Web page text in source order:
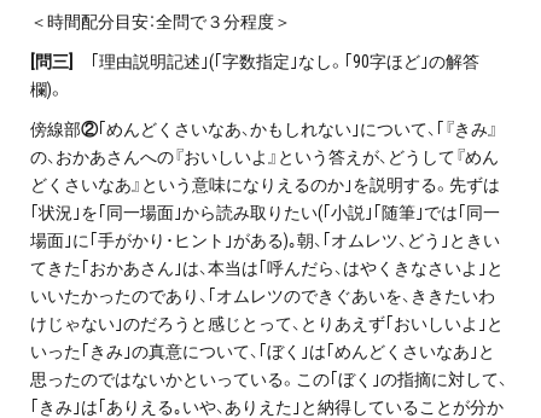
＜時間配分目安：全問で３分程度＞
問三]
｢理由説明記述｣(｢字数指定｣なし。｢90字ほど｣の解答
欄)。
傍線部②｢めんどくさいなあ、かもしれない｣について、｢『きみ』
の、おかあさんへの『おいしいよ』という答えが、どうして『めん
どくさいなあ』という意味になりえるのか｣を説明する。先ずは
｢状況｣を｢同一場面｣から読み取りたい(｢小説｣｢随筆｣では｢同一
場面｣に｢手がかり･ヒント｣がある)｡朝、｢オムレツ、どう｣ときい
てきた｢おかあさん｣は、本当は｢呼んだら、はやくきなさいよ｣と
いいたかったのであり、｢オムレツのできぐあいを、ききたいわ
けじゃない｣のだろうと感じとって、とりあえず｢おいしいよ｣と
いった｢きみ｣の真意について、｢ぼく｣は｢めんどくさいなあ｣と
思ったのではないかといっている。この｢ぼく｣の指摘に対して、
｢きみ｣は｢ありえる｡いや、ありえた｣と納得していることが分か